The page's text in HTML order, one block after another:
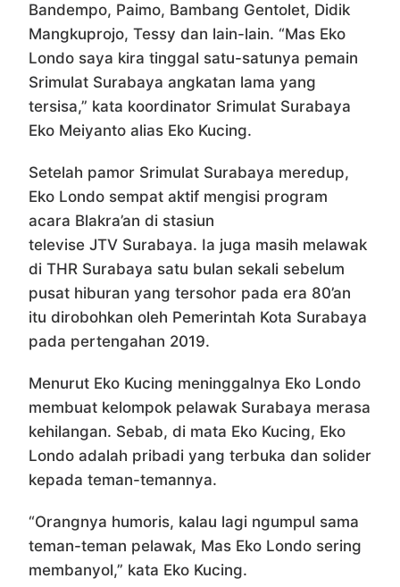
Bandempo, Paimo, Bambang Gentolet, Didik
Mangkuprojo, Tessy dan lain-lain. “Mas Eko
Londo saya kira tinggal satu-satunya pemain
Srimulat Surabaya angkatan lama yang
tersisa,” kata koordinator Srimulat Surabaya
Eko Meiyanto alias Eko Kucing.
Setelah pamor Srimulat Surabaya meredup,
Eko Londo sempat aktif mengisi program
acara Blakra’an di stasiun
televise JTV Surabaya. Ia juga masih melawak
di THR Surabaya satu bulan sekali sebelum
pusat hiburan yang tersohor pada era 80’an
itu dirobohkan oleh Pemerintah Kota Surabaya
pada pertengahan 2019.
Menurut Eko Kucing meninggalnya Eko Londo
membuat kelompok pelawak Surabaya merasa
kehilangan. Sebab, di mata Eko Kucing, Eko
Londo adalah pribadi yang terbuka dan solider
kepada teman-temannya.
“Orangnya humoris, kalau lagi ngumpul sama
teman-teman pelawak, Mas Eko Londo sering
membanyol,” kata Eko Kucing.